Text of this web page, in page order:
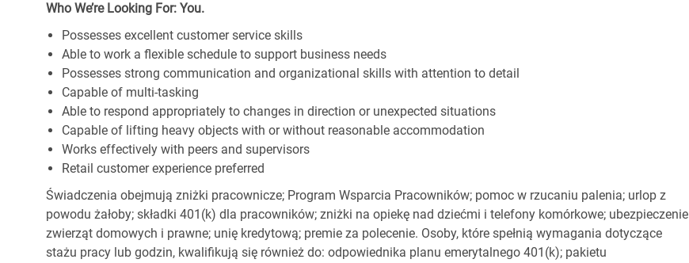
Who We’re Looking For: You.
Possesses excellent customer service skills
Able to work a flexible schedule to support business needs
Possesses strong communication and organizational skills with attention to detail
Capable of multi-tasking
Able to respond appropriately to changes in direction or unexpected situations
Capable of lifting heavy objects with or without reasonable accommodation
Works effectively with peers and supervisors
Retail customer experience preferred
Świadczenia obejmują zniżki pracownicze; Program Wsparcia Pracowników; pomoc w rzucaniu palenia; urlop z
powodu żałoby; składki 401(k) dla pracowników; zniżki na opiekę nad dziećmi i telefony komórkowe; ubezpieczenie
zwierząt domowych i prawne; unię kredytową; premie za polecenie. Osoby, które spełnią wymagania dotyczące
stażu pracy lub godzin, kwalifikują się również do: odpowiednika planu emerytalnego 401(k); pakietu